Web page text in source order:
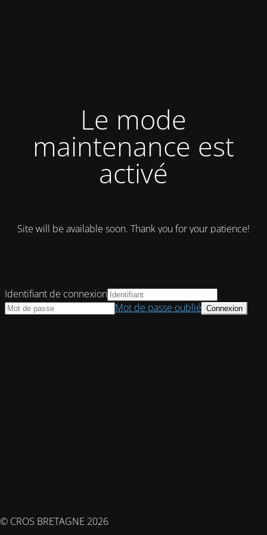
Le mode
maintenance est
activé
Site will be available soon. Thank you for your patience!
© CROS BRETAGNE 2026
Identifiant de connexion
Mot de passe oublié